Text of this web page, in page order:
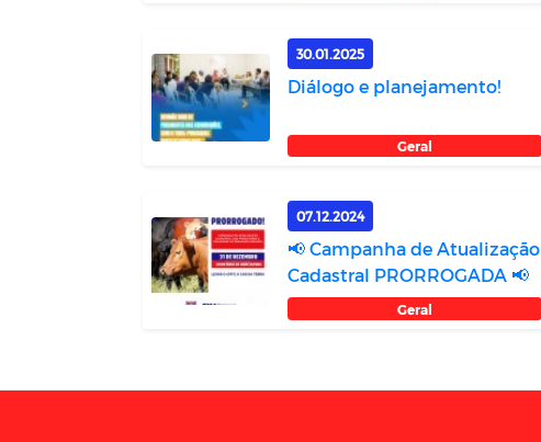
30.01.2025
Diálogo e planejamento!
Geral
07.12.2024
📢 Campanha de Atualização
Cadastral PRORROGADA 📢
Geral